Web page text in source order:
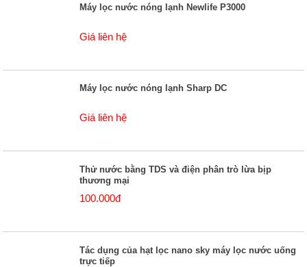
Máy lọc nước nóng lạnh Newlife P3000
Giá liên hệ
Máy lọc nước nóng lạnh Sharp DC
Giá liên hệ
Thử nước bằng TDS và điện phân trò lừa bịp
thương mại
100.000đ
Tác dụng của hạt lọc nano sky máy lọc nước uống
trực tiếp